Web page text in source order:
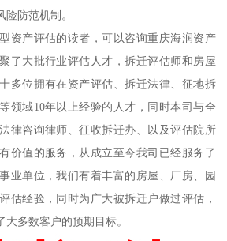
防范机制。
资产评估的读者，可以咨询重庆海润资产
了大批行业评估人才，拆迁评估师和房屋
多位拥有在资产评估、拆迁法律、征地拆
领域10年以上经验的人才，同时本司与全
律咨询律师、征收拆迁办、以及评估院所
价值的服务，从成立至今我司已经服务了
业单位，我们有着丰富的房屋、厂房、园
估经验，同时为广大被拆迁户做过评估，
多数客户的预期目标。